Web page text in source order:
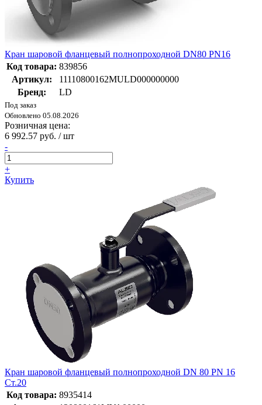
Кран шаровой фланцевый полнопроходной DN80 PN16
Код товара: 839856
Артикул:
11110800162MULD000000000
Бренд:
LD
Под заказ
Обновлено 05.08.2026
Розничная цена:
6 992.57 руб. / шт
-
+
Купить
Кран шаровой фланцевый полнопроходной DN 80 PN 16
Ст.20
Код товара: 8935414